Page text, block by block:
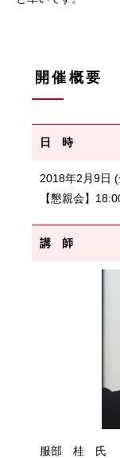
開催概要
日 時
2018年2月9日
【懇親会】
講 師
服部 桂 氏